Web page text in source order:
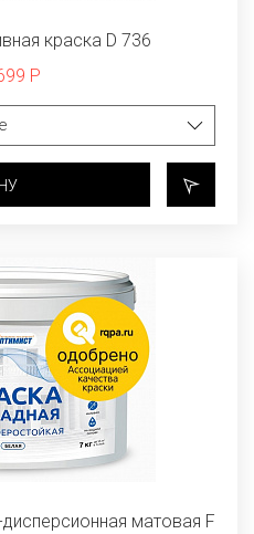
краска D 736
Р
матовая F